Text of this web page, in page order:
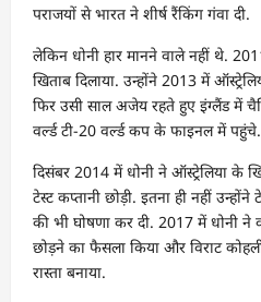
पराजयों से भारत ने शीर्ष रैंकिंग गंवा दी.
लेकिन धोनी हार मानने वाले नहीं थे.
खिताब दिलाया. उन्होंने 2013 में
फिर उसी साल अजेय रहते हुए इंग्लैंड में
वर्ल्ड टी-20 वर्ल्ड कप के फाइनल में पहुंचे.
दिसंबर 2014 में धोनी ने ऑस्ट्रेलिया के
टेस्ट कप्तानी छोड़ी. इतना ही नहीं उन्होंने
की भी घोषणा कर दी. 2017 में धोनी ने
छोड़ने का फैसला किया और विराट
रास्ता बनाया.